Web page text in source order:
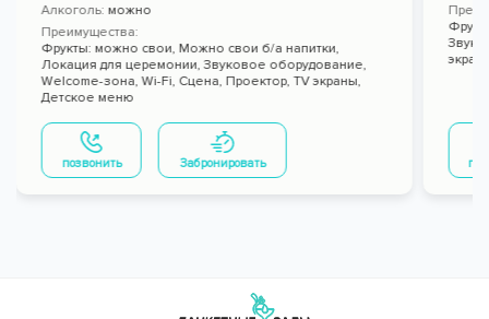
Алкоголь: можно
Преимущества:
Фрукты: можно свои, Можно свои б/а напитки,
Локация для церемонии,Звуковое оборудование,
Welcome-зона,Wi-Fi, Сцена, Проектор,TV экраны,
Детское меню
позвонить Забронировать